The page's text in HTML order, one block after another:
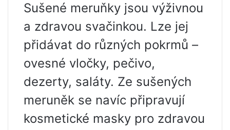
Sušené meruňky jsou výživnou
a zdravou svačinkou. Lze jej
přidávat do různých pokrmů –
ovesné vločky, pečivo,
dezerty, saláty. Ze sušených
meruněk se navíc připravují
kosmetické masky pro zdravou